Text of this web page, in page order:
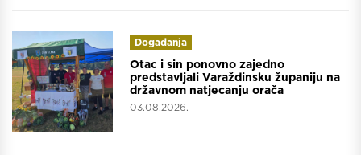
Događanja
Otac i sin ponovno zajedno
predstavljali Varaždinsku županiju na
državnom natjecanju orača
03.08.2026.